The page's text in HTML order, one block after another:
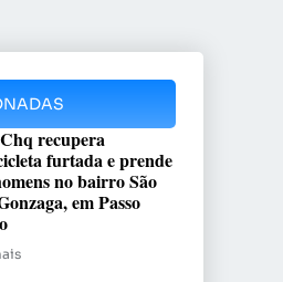
recupera
furtada e prende
no bairro São
em Passo